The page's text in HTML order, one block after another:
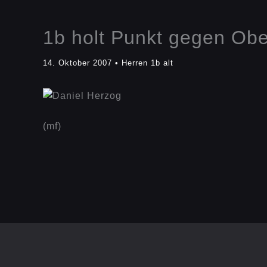
1b holt Punkt gegen
14. Oktober 2007 • Herren 1b alt
(mf)